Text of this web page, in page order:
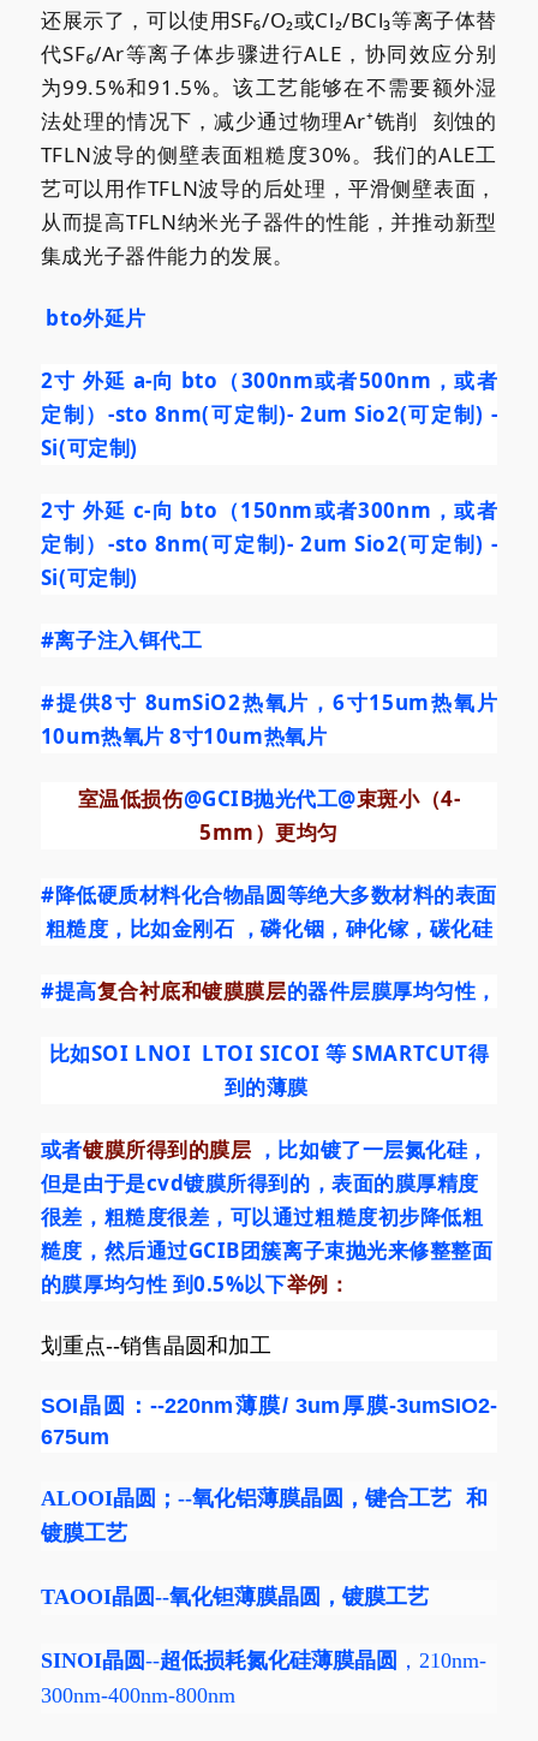
还展示了，可以使用SF₆/O₂或Cl₂/BCl₃等离子体替
代SF₆/Ar等离子体步骤进行ALE，协同效应分别
为99.5%和91.5%。该工艺能够在不需要额外湿
法处理的情况下，减少通过物理Ar⁺铣削
刻蚀的
TFLN波导的侧壁表面粗糙度30%。我们的ALE工
艺可以用作TFLN波导的后处理，平滑侧壁表面，
从而提高TFLN纳米光子器件的性能，并推动新型
集成光子器件能力的发展。
bto外延片
2寸 外延 a-向 bto（300nm或者500nm，或者
定制）-sto 8nm(可定制)- 2um Sio2(可定制) -
Si(可定制)
2寸 外延 c-向 bto（150nm或者300nm，或者
定制）-sto 8nm(可定制)- 2um Sio2(可定制) -
Si(可定制)
#离子注入铒代工
#提供8寸 8umSiO2热氧片，6寸15um热氧片
10um热氧片 8寸10um热氧片
室温低损伤@GCIB抛光代工@束斑小（4-
5mm）更均匀
#降低硬质材料化合物晶圆等绝大多数材料的表面
粗糙度 ，比如金刚石 ，磷化铟，砷化镓，碳化硅
#提高复合衬底和镀膜膜层的器件层膜厚均匀性，
比如SOI LNOI LTOI SICOI 等 SMARTCUT得
到的薄膜
或者镀膜所得到的膜层 ，比如镀了一层氮化硅，
但是由于是cvd镀膜所得到的，表面的膜厚精度
很差，粗糙度很差，可以通过粗糙度初步降低粗
糙度，然后通过GCIB团簇离子束抛光来修整整面
的膜厚均匀性 到0.5%以下举例：
划重点--销售晶圆和加工
SOI晶圆：--220nm薄膜/ 3um厚膜-3umSIO2-
675um
ALOOI晶圆 ；--氧化铝薄膜晶圆 ，键合工艺
和
镀膜工艺
TAOOI晶圆--氧化钽薄膜晶圆 ，镀膜工艺
SINOI晶圆--超低损耗氮化硅薄膜晶圆 ，210nm-
300nm-400nm-800nm